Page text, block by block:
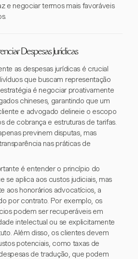
e negociar termos mais favoráveis
Despesas Jurídicas
as despesas jurídicas é crucial
que buscam representação
é negociar proativamente
chineses, garantindo que um
e advogado delineie o escopo
de cobrança e estruturas de tarifas.
previnem disputas, mas
nas práticas de
é entender o princípio do
se aplica aos custos judiciais, mas
aos honorários advocatícios, a
por contrato. Por exemplo, os
podem ser recuperáveis em
intelectual ou se explicitamente
Além disso, os clientes devem
potenciais, como taxas de
de tradução, que podem